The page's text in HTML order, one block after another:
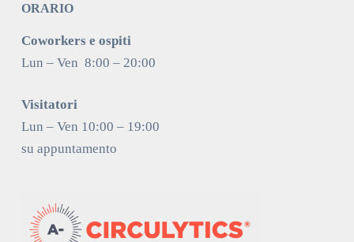
ORARIO
Coworkers e ospiti
Lun – Ven 8:00 – 20:00
Visitatori
Lun – Ven 10:00 – 19:00
su appuntamento